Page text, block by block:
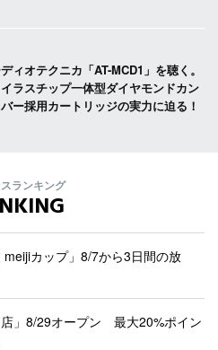
ィオテクニカ「AT-MCD1」を聴く。
ラスチップ一体型ダイヤモンドカン
ー採用カートリッジの実力に迫る！
ランキング
カップ」8/7から3日間の放
店」8/29オープン 最大20%ポイン